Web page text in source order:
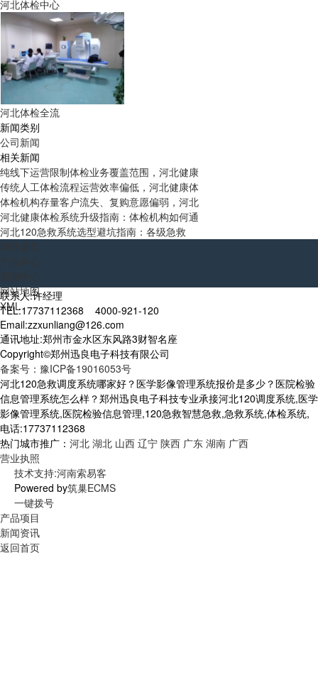
河北体检中心
河北体检全流
新闻类别
公司新闻
相关新闻
纯线下运营限制体检业务覆盖范围，河北健康
传统人工体检流程运营效率偏低，河北健康体
体检机构存量客户流失、复购意愿偏弱，河北
河北健康体检系统升级指南：体检机构如何通
河北120急救系统选型避坑指南：各级急救
网站地图
XML
联系人:许经理
TEL:17737112368 4000-921-120
Email:zzxunliang@126.com
通讯地址:郑州市金水区东风路3财智名座
Copyright©郑州迅良电子科技有限公司
备案号：豫ICP备19016053号
河北120急救调度系统哪家好？医学影像管理系统报价是多少？医院检验
信息管理系统怎么样？郑州迅良电子科技专业承接河北120调度系统,医学
影像管理系统,医院检验信息管理,120急救智慧急救,急救系统,体检系统,
电话:17737112368
热门城市推广： 河北 湖北 山西 辽宁 陕西 广东 湖南 广西
营业执照
技术支持:河南索易客
Powered by筑巢ECMS
一键拨号
产品项目
新闻资讯
返回首页